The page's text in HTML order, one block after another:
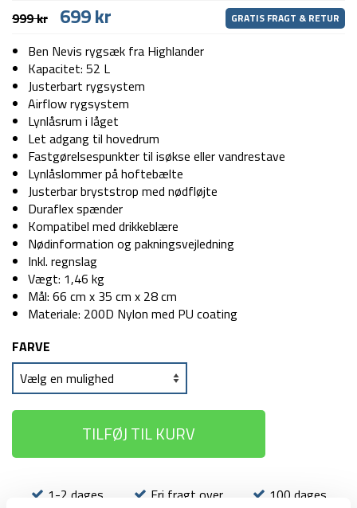
999kr Den
oprindelige
pris
var:
999 kr.
699kr
pris
699 kr.
GRATIS FRAGT & RETUR
Ben Nevis rygsæk fra Highlander
Kapacitet: 52 L
Justerbart rygsystem
Airflow rygsystem
Lynlåsrum i låget
Let adgang til hovedrum
Fastgørelsespunkter til isøkse eller vandrestave
Lynlåslommer på hoftebælte
Justerbar bryststrop med nødfløjte
Duraflex spænder
Kompatibel med drikkeblære
Nødinformation og pakningsvejledning
Inkl. regnslag
Vægt: 1,46 kg
Mål: 66 cm x 35 cm x 28 cm
Materiale: 200D Nylon med PU coating
FARVE
TILFØJ TIL KURV
1-2 dages
Fri fragt over
100 dages